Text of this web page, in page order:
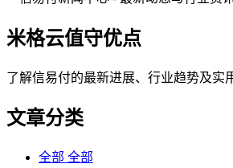
米格云值守优点
了解信易付的最新进展、行业趋势及实
文章分类
全部 全部